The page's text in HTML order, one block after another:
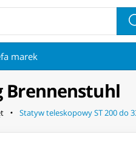
marek
Brennenstuhl
Statyw teleskopowy ST 200 do